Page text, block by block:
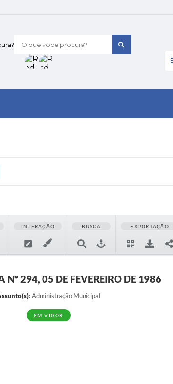
INTERAÇÃO BUSCA EXPORTAÇÃO
Nº 294, 05 DE FEVEREIRO DE 1986
Administração Municipal
EM VIGOR